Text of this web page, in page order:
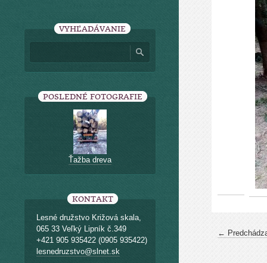
←
VYHĽADÁVANIE
POSLEDNÉ FOTOGRAFIE
Ťažba dreva
KONTAKT
Lesné družstvo Križová skala,
065 33 Veľký Lipník č.349
+421 905 935422 (0905 935422)
lesnedruzstvo@slnet.sk